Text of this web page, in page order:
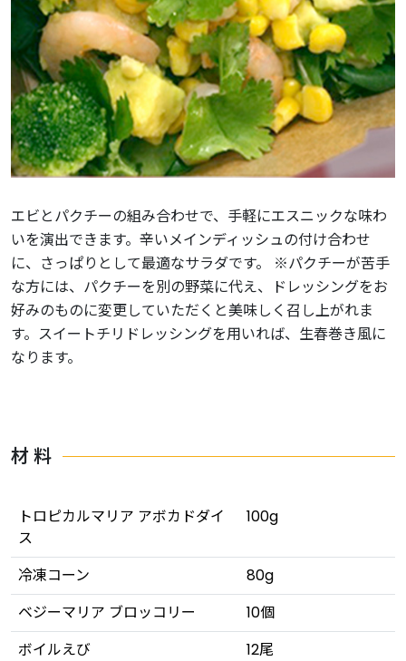
エビとパクチーの組み合わせで、手軽にエスニックな味わ
いを演出できます。辛いメインディッシュの付け合わせ
に、さっぱりとして最適なサラダです。 ※パクチーが苦手
な方には、パクチーを別の野菜に代え、ドレッシングをお
好みのものに変更していただくと美味しく召し上がれま
す。スイートチリドレッシングを用いれば、生春巻き風に
なります。
材 料
トロピカルマリア アボカドダイ
ス
100g
冷凍コーン
80g
ベジーマリア ブロッコリー
10個
ボイルえび
12尾